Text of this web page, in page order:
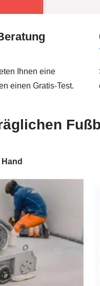
Ihnen eine
einen Gratis-Test.